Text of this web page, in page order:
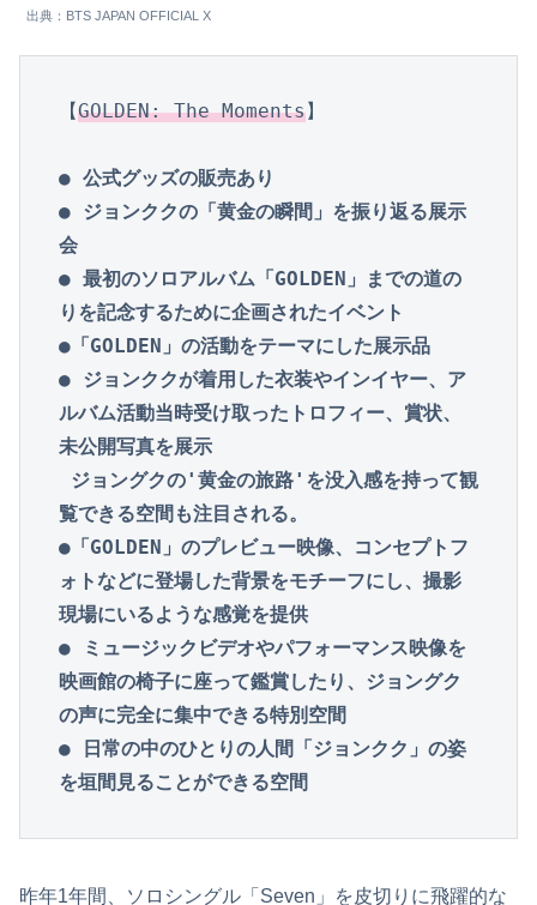
出典：BTS JAPAN OFFICIAL X
【GOLDEN: The Moments
● 公式グッズの販売あり
● ジョンククの「黄金の瞬間」を振り返る展示
会
● 最初のソロアルバム「GOLDEN」までの道の
りを記念するために企画されたイベント
●「GOLDEN」の活動をテーマにした展示品
● ジョンククが着用した衣装やインイヤー、ア
ルバム活動当時受け取ったトロフィー、賞状、
未公開写真を展示
覧できる空間も注目される。
●「GOLDEN」のプレビュー映像、コンセプトフ
ォトなどに登場した背景をモチーフにし、撮影
現場にいるような感覚を提供
● ミュージックビデオやパフォーマンス映像を
映画館の椅子に座って鑑賞したり、ジョングク
の声に完全に集中できる特別空間
● 日常の中のひとりの人間「ジョンクク」の姿
を垣間見ることができる空間
昨年1年間、ソロシングル「Seven」を皮切りに飛躍的な